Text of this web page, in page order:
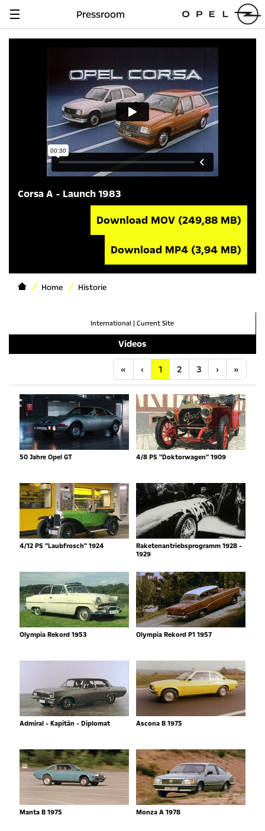
Navigation
Pressroom
Corsa A - Launch 1983
Download MOV (249,88 MB)
Download MP4 (3,94 MB)
Home Historie
International | Current Site
Videos
« Anfang
‹ Vorherige
1 2 3 ›Nächste
»
50 Jahre Opel GT 4/8 PS "Doktorwagen" 1909
4/12 PS "Laubfrosch" 1924
Raketenantriebsprogramm 1928 -
1929
Olympia Rekord 1953 Olympia Rekord P1 1957
Admiral - Kapitän - Diplomat Ascona B 1975
Manta B 1975 Monza A 1978